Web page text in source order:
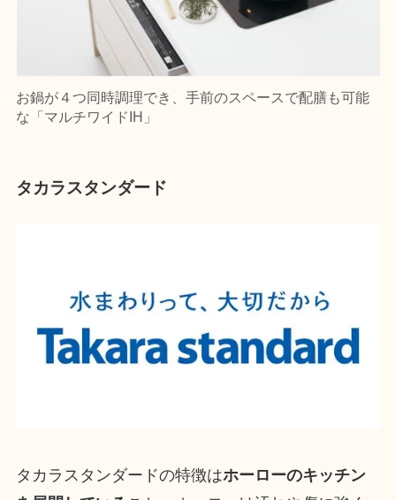
お鍋が４つ同時調理でき、手前のスペースで配膳も可能
な「マルチワイドIH」
タカラスタンダード
タカラスタンダードの特徴はホーローのキッチン